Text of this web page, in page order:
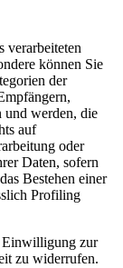
verarbeiteten
können Sie
der
und werden, die
auf
oder
Daten, sofern
Bestehen einer
Profiling
Einwilligung zur
zu widerrufen.